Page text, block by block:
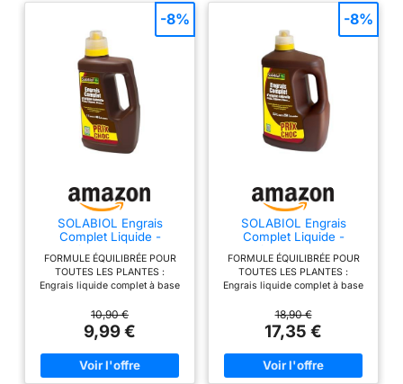
SOLABIOL Engrais
Complet Liquide -
Jusqu'à 100L de Solution
- 1L
FORMULE ÉQUILIBRÉE POUR
TOUTES LES PLANTES :
Engrais liquide complet à base
(NPK 3-2-5) pour une
croissance harmonieuse, une
floraison généreuse et un
feuillage éclatant. Idéal pour
toutes les cultures : plantes
d’intérieur, balcon, potager et
10,90 €
9,99 €
-8%
SOLABIOL Engrais
Complet Liquide -
Jusqu'à 250L de Solution
- 2,5L
FORMULE ÉQUILIBRÉE POUR
TOUTES LES PLANTES :
Engrais liquide complet à base
(NPK 3-2-5) pour une
croissance harmonieuse, une
floraison généreuse et un
feuillage éclatant. Idéal pour
toutes les cultures : plantes
d’intérieur, balcon, potager et
18,90 €
17,35 €
-8%